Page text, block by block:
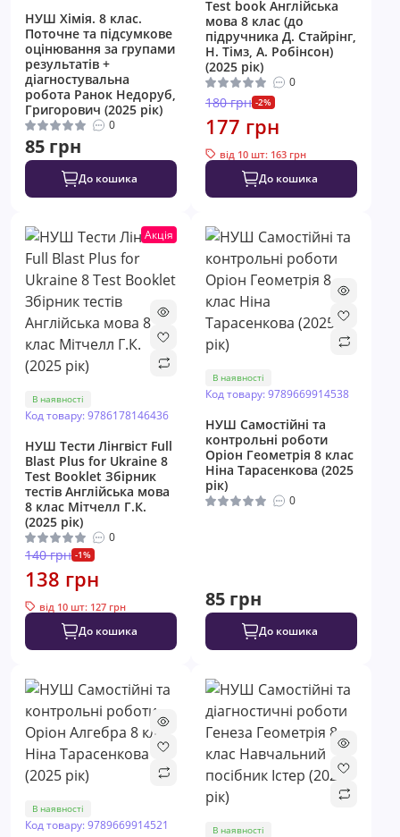
НУШ Хімія. 8 клас.
Поточне та підсумкове
оцінювання за групами
результатів +
діагностувальна
робота Ранок Недоруб,
Григорович (2025 рік)
0
85 грн
До кошика
Test book Англійська
мова 8 клас (до
підручника Д. Стайрінг,
Н. Тімз, А. Робінсон)
(2025 рік)
0
180 грн -2%
177 грн
від 10 шт: 163 грн
До кошика
Акція
В наявності
Код товару: 9786178146436
НУШ Тести Лінгвіст Full
Blast Plus for Ukraine 8
Test Booklet Збірник
тестів Англійська мова
8 клас Мітчелл Г.К.
(2025 рік)
0
140 грн -1%
138 грн
від 10 шт: 127 грн
До кошика
В наявності
Код товару: 9789669914538
НУШ Самостійні та
контрольні роботи
Оріон Геометрія 8 клас
Ніна Тарасенкова (2025
рік)
0
85 грн
До кошика
В наявності
Код товару: 9789669914521 В наявності